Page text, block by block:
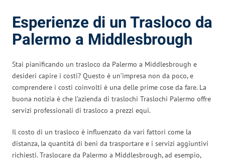
Esperienze di un Trasloco da
Palermo a Middlesbrough
Stai pianificando un trasloco da Palermo a Middlesbrough e
desideri capire i costi? Questo è un’impresa non da poco, e
comprendere i costi coinvolti è una delle prime cose da fare. La
buona notizia è che l’azienda di traslochi Traslochi Palermo offre
servizi professionali di trasloco a prezzi equi.
Il costo di un trasloco è influenzato da vari fattori come la
distanza, la quantità di beni da trasportare e i servizi aggiuntivi
richiesti. Traslocare da Palermo a Middlesbrough, ad esempio,